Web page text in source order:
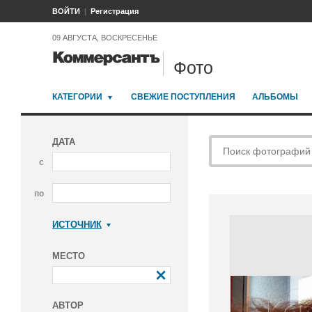
ВОЙТИ Регистрация
09 АВГУСТА, ВОСКРЕСЕНЬЕ
Фото
КАТЕГОРИИ СВЕЖИЕ ПОСТУПЛЕНИЯ АЛЬБОМЫ
ДАТА
с
по
ИСТОЧНИК
МЕСТО
АВТОР